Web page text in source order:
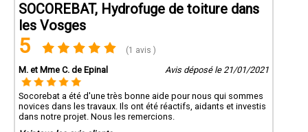
SOCOREBAT, Hydrofuge de toiture dans
les Vosges
5 (1 avis )
M. et Mme C. de Epinal Avis déposé le 21/01/2021
Socorebat a été d'une très bonne aide pour nous qui sommes
novices dans les travaux. Ils ont été réactifs, aidants et investis
dans notre projet. Nous les remercions.